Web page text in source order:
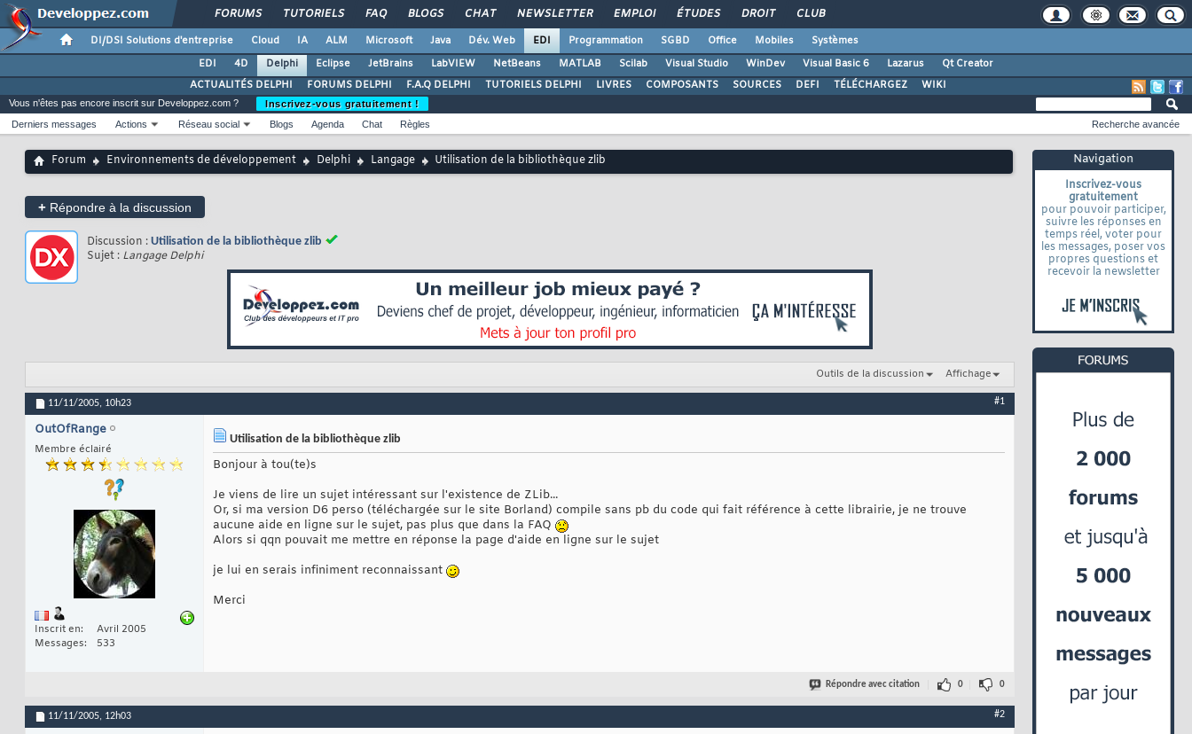
FORUMS TUTORIELS FAQ BLOGS CHAT NEWSLETTER EMPLOI ÉTUDES DROIT CLUB
DI/DSI Solutions d'entreprise Cloud IA ALM Microsoft Java Dév. Web EDI Programmation SGBD Office Mobiles
Systèmes
EDI
4D Delphi Eclipse JetBrains LabVIEW NetBeans MATLAB Scilab Visual Studio WinDev Visual Basic 6 Lazarus
Qt Creator
ACTUALITÉS DELPHI
FORUMS DELPHI F.A.Q DELPHI TUTORIELS DELPHI LIVRES COMPOSANTS SOURCES DEFI TÉLÉCHARGEZ WIKI
Navigation
Inscrivez-vous
gratuitement
pour pouvoir participer,
suivre les réponses en
temps réel, voter pour
les messages, poser vos
propres questions et
recevoir la newsletter
Vous n'êtes pas encore inscrit sur Developpez.com ?
Inscrivez-vous gratuitement !
Derniers messages
Actions Réseau social Blogs Agenda Chat Règles Recherche avancée
Forum Environnements de développement Delphi Langage Utilisation de la bibliothèque zlib
+ Répondre à la discussion
Discussion : Utilisation de la bibliothèque zlib
Sujet : Langage Delphi
Outils de la discussion Affichage
11/11/2005, 10h23 #1
OutOfRange
Membre éclairé
Inscrit en
Avril 2005
Messages
533
Utilisation de la bibliothèque zlib
Bonjour à tou(te)s
Je viens de lire un sujet intéressant sur l'existence de ZLib...
Or, si ma version D6 perso (téléchargée sur le site Borland) compile sans pb du code qui fait référence à cette librairie, je ne trouve
aucune aide en ligne sur le sujet, pas plus que dans la FAQ
Alors si qqn pouvait me mettre en réponse la page d'aide en ligne sur le sujet
je lui en serais infiniment reconnaissant
Merci
Répondre avec citation 0 0
11/11/2005, 12h03 #2